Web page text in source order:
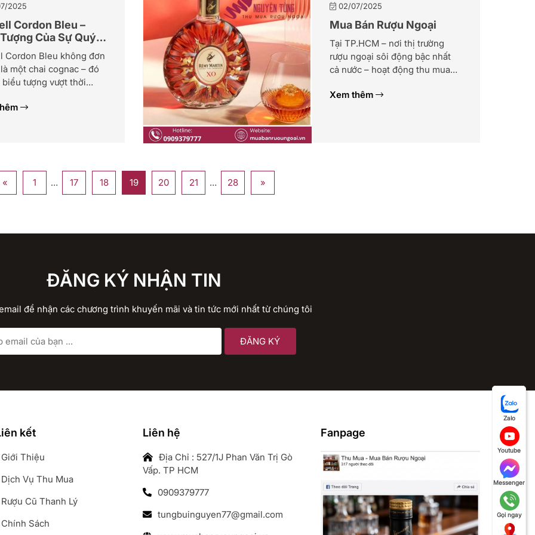
2025
Cordon Bleu –
Của Sự Quý
Cordon Bleu không đơn
một chai cognac – đó
biểu tượng vượt thời
tế, đẳng cấp và quý tộc.
02/07/2025
Mua Bán Rượu Ngoại
Tại TP.HCM – nơi thị trường
rượu ngoại sôi động bậc nhất
cả nước – hoạt động thu mua
với nhiều mức giá khác nhau
Xem thêm
« 1 … 17 18 19 20 21 … 28 »
ĐĂNG KÝ NHẬN TIN
để nhận các chương trình khuyến mãi và tin tức mới nhất từ chúng tôi
kết
Giới Thiệu
Dịch Vụ Thu Mua
Rượu Cũ Thanh Lý
Chính Sách
Liên hệ
Địa Chỉ : 527/1J Phan Văn Trị Gò
Vấp. TP HCM
0909379777
tungbuinguyen77@gmail.com
Fanpage
Zalo
Youtube
Messenger
Gọi ngay